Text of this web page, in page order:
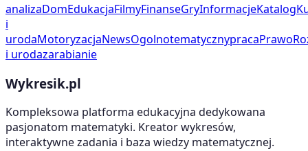
analizaDomEdukacjaFilmyFinanseGryInformacjeKatalog
i
urodaMotoryzacjaNewsOgolnotematycznypracaPrawo
i urodazarabianie
Wykresik.pl
Kompleksowa platforma edukacyjna dedykowana
pasjonatom matematyki. Kreator wykresów,
interaktywne zadania i baza wiedzy matematycznej.